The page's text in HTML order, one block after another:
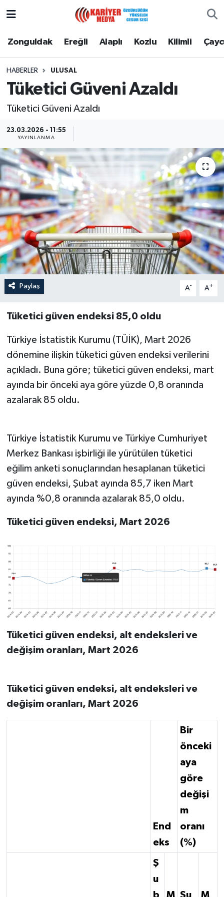
Zonguldak Ereğli Alaplı Kozlu Kilimli
HABERLER ULUSAL
Tüketici Güveni Azaldı
Tüketici Güveni Azaldı
23.03.2026 - 11:55
YAYINLANMA
Paylaş A- A+
Tüketici güven endeksi 85,0 oldu
Türkiye İstatistik Kurumu (TÜİK), Mart 2026
dönemine ilişkin tüketici güven endeksi verilerini
açıkladı. Buna göre; tüketici güven endeksi, mart
ayında bir önceki aya göre yüzde 0,8 oranında
azalarak 85 oldu.
Türkiye İstatistik Kurumu ve Türkiye Cumhuriyet
Merkez Bankası işbirliği ile yürütülen tüketici
eğilim anketi sonuçlarından hesaplanan tüketici
güven endeksi, Şubat ayında 85,7 iken Mart
ayında %0,8 oranında azalarak 85,0 oldu.
Tüketici güven endeksi, Mart 2026
Tüketici güven endeksi, alt endeksleri ve
değişim oranları, Mart 2026
Tüketici güven endeksi, alt endeksleri ve
değişim oranları, Mart 2026
End
eks
Bir
önceki
aya
göre
değişi
m
oranı
(%)
Ş
u
b
M Şu
M
Zonguldak
Alaplı
Kozlu
Kilimli
Çaycuma
Gökçebey
Devrek
Özel
Mesaj
Dergim
Ulusal
Zonguldak Nöbetçi Eczaneler
Zonguldak Namaz Vakitleri
Zonguldak Trafik Yoğunluk Haritası
Puan Durumu ve Fikstür
Tüm Manşetler
Son Dakika Haberleri
Haber Arşivi